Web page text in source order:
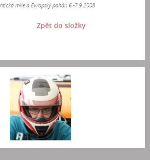
míle a Evropský pohár, 6.-7.9.2008
Zpět do složky